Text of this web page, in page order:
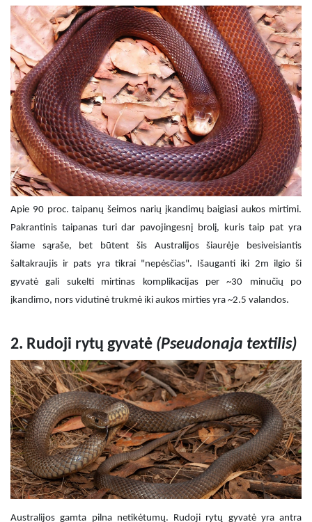
Apie 90 proc. taipanų šeimos narių įkandimų baigiasi aukos mirtimi.
Pakrantinis taipanas turi dar pavojingesnį brolį, kuris taip pat yra
šiame sąraše, bet būtent šis Australijos šiaurėje besiveisiantis
šaltakraujis ir pats yra tikrai "nepėsčias". Išauganti iki 2m ilgio ši
gyvatė gali sukelti mirtinas komplikacijas per ~30 minučių po
įkandimo, nors vidutinė trukmė iki aukos mirties yra ~2.5 valandos.
2. Rudoji rytų gyvatė (Pseudonaja textilis)
Australijos gamta pilna netikėtumų. Rudoji rytų gyvatė yra antra